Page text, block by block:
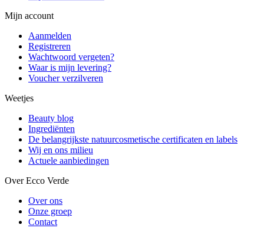
Mijn account
Aanmelden
Registreren
Wachtwoord vergeten?
Waar is mijn levering?
Voucher verzilveren
Weetjes
Beauty blog
Ingrediënten
De belangrijkste natuurcosmetische certificaten en labels
Wij en ons milieu
Actuele aanbiedingen
Over Ecco Verde
Over ons
Onze groep
Contact